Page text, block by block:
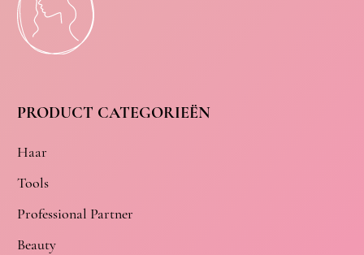
PRODUCT CATEGORIEËN
Haar
Tools
Professional Partner
Beauty